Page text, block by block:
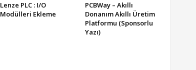
Lenze PLC : I/O
Modülleri Ekleme
PCBWay – Akıllı
Donanım Akıllı Üretim
Platformu (Sponsorlu
Yazı)